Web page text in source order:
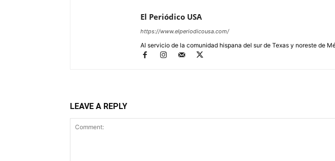
El Periódico USA
https://www.elperiodicousa.com/
Al servicio de la comunidad hispana del sur de Texas y noreste de
LEAVE A REPLY